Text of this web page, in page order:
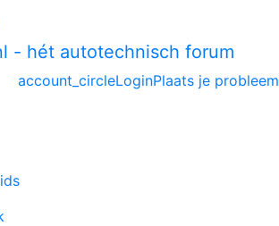
Plaats je probleem
account_circleLogin